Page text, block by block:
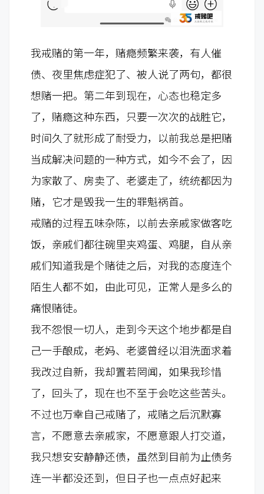
我戒赌的第一年，赌瘾频繁来袭，有人催
债、夜里焦虑症犯了、被人说了两句，都很
想赌一把。第二年到现在，心态也稳定多
了，赌瘾这种东西，只要一次次的战胜它，
时间久了就形成了耐受力，以前我总是把赌
当成解决问题的一种方式，如今不会了，因
为家散了、房卖了、老婆走了，统统都因为
赌，它才是毁我一生的罪魁祸首。
戒赌的过程五味杂陈，以前去亲戚家做客吃
饭，亲戚们都往碗里夹鸡蛋、鸡腿，自从亲
戚们知道我是个赌徒之后，对我的态度连个
陌生人都不如，由此可见，正常人是多么的
痛恨赌徒。
我不怨恨一切人，走到今天这个地步都是自
己一手酿成，老妈、老婆曾经以泪洗面求着
我改过自新，我却置若罔闻，如果我珍惜
了，回头了，现在也不至于会吃这些苦头。
不过也万幸自己戒赌了，戒赌之后沉默寡
言，不愿意去亲戚家，不愿意跟人打交道，
我只想安安静静还债，虽然到目前为止债务
连一半都没还到，但日子也一点点好起来